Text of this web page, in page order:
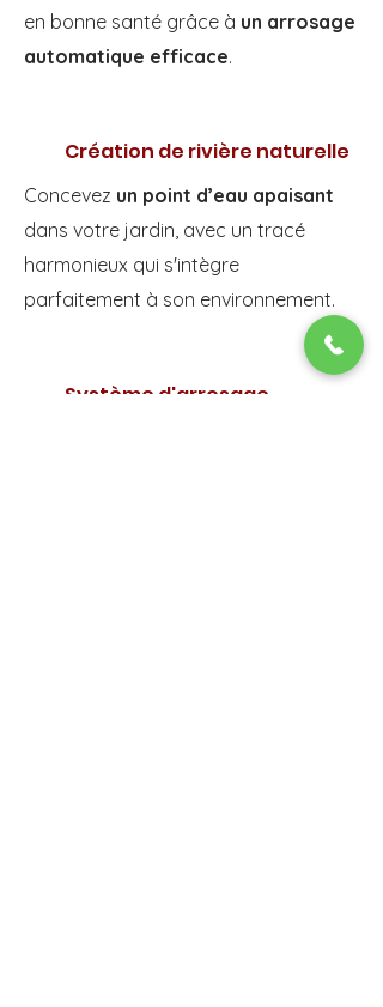
en bonne santé grâce à un arrosage
automatique efficace.
Création de rivière naturelle
Concevez un point d’eau apaisant
dans votre jardin, avec un tracé
harmonieux qui s'intègre
parfaitement à son environnement.
Système d'arrosage